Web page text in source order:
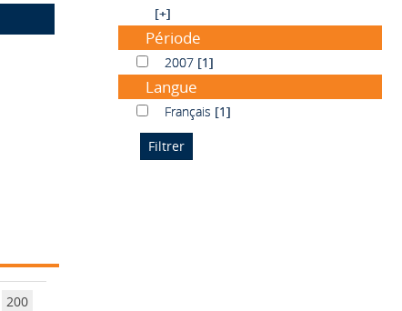
200
[+]
Période
20072007 [1]
Langue
FrançaisFrançais [1]